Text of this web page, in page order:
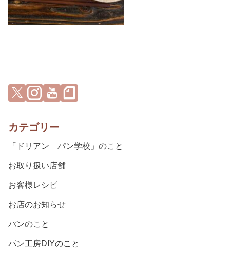
カテゴリー
「ドリアン パン学校」のこと
お取り扱い店舗
お客様レシピ
お店のお知らせ
パンのこと
パン工房DIYのこと